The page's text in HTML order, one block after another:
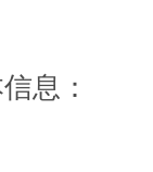
息：